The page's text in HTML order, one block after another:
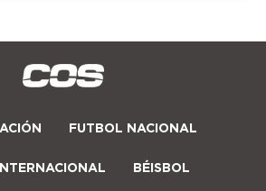
FUTBOL NACIONAL
BÉISBOL